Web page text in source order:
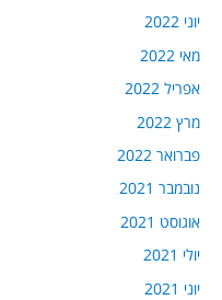
יוני 2022
מאי 2022
אפריל 2022
מרץ 2022
פברואר 2022
נובמבר 2021
אוגוסט 2021
יולי 2021
יוני 2021